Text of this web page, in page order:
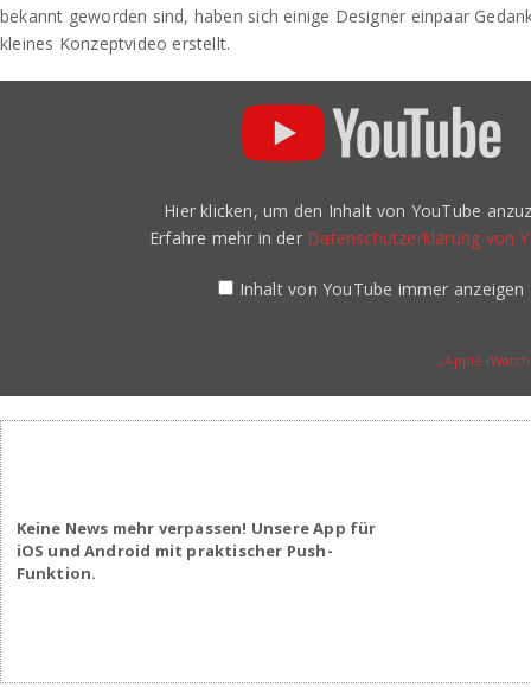
bekannt geworden sind, haben sich einige Designer einpaar
kleines Konzeptvideo erstellt.
Hier klicken, um den Inhalt von YouTube
Erfahre mehr in der Datenschutzerklärung von
Inhalt von YouTube immer anzeigen
„Apple
Keine News mehr verpassen! Unsere App für
iOS und Android mit praktischer Push-
Funktion.